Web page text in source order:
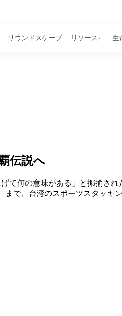
サウンドスケープ リソース ▾ 生
伝説へ
て何の意味がある」と揶揄さ
で、台湾のスポーツスタッキ